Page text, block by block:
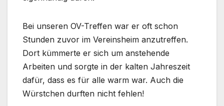
Bei unseren OV-Treffen war er oft schon
Stunden zuvor im Vereinsheim anzutreffen.
Dort kümmerte er sich um anstehende
Arbeiten und sorgte in der kalten Jahreszeit
dafür, dass es für alle warm war. Auch die
Würstchen durften nicht fehlen!